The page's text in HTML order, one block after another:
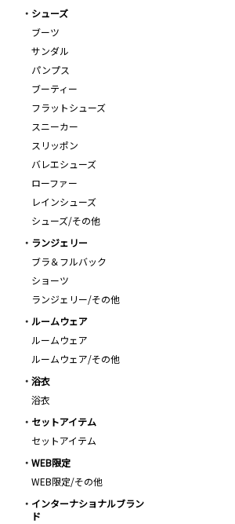
シューズ
ブーツ
サンダル
パンプス
ブーティー
フラットシューズ
スニーカー
スリッポン
バレエシューズ
ローファー
レインシューズ
シューズ/その他
ランジェリー
ブラ＆フルバック
ショーツ
ランジェリー/その他
ルームウェア
ルームウェア
ルームウェア/その他
浴衣
浴衣
セットアイテム
セットアイテム
WEB限定
WEB限定/その他
インターナショナルブラン
ド